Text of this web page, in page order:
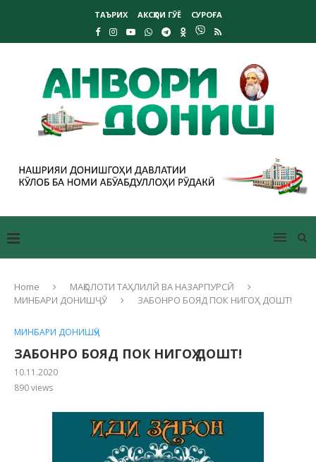
ТАЪРИХ АКСҲОИ ГӮЁ СУРОҒА
Home
МАҚОЛОТИ ТАҲЛИЛӢ ВА НАЗАРПУРСӢ
МИНБАРИ ДОНИШҶӮ
ЗАБОНРО БОЯД ПОК НИГОҲ ДОШТ!
МИНБАРИ ДОНИШҶӮ
ЗАБОНРО БОЯД ПОК НИГОҲ ДОШТ!
10.11.2020
890views